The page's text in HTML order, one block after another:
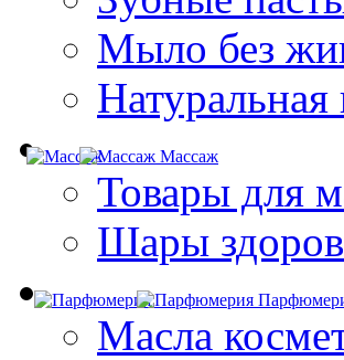
Мыло без
Натуральная
Массаж
Товары для
Шары
Масла